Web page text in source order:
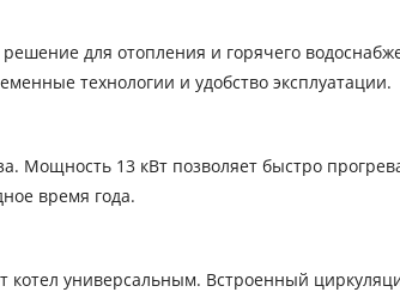
для отопления и горячего
технологии и удобство эксплуатации.
Мощность 13 кВт позволяет быстро
время года.
универсальным. Встроенный